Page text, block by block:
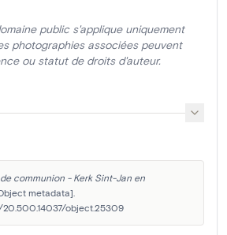
public s'applique uniquement
photographies associées peuvent
ou statut de droits d'auteur.
communion - Kerk Sint-Jan en
metadata].
object.25309